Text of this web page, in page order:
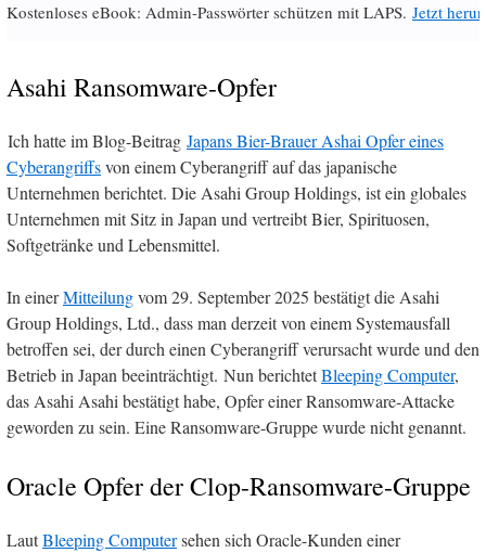
Kostenloses eBook: Admin-Passwörter schützen mit LAPS. Jetzt
Asahi Ransomware-Opfer
Ich hatte im Blog-Beitrag Japans Bier-Brauer Ashai Opfer eines
Cyberangriffsvon einem Cyberangriff auf das japanische
Unternehmen berichtet. Die Asahi Group Holdings, ist ein globales
Unternehmen mit Sitz in Japan und vertreibt Bier, Spirituosen,
Softgetränke und Lebensmittel.
In einerMitteilungvom 29. September 2025 bestätigt die Asahi
Group Holdings, Ltd., dass man derzeit von einem Systemausfall
betroffen sei, der durch einen Cyberangriff verursacht wurde und den
Betrieb in Japan beeinträchtigt. Nun berichtetBleeping Computer,
das Asahi Asahi bestätigt habe, Opfer einer Ransomware-Attacke
geworden zu sein. Eine Ransomware-Gruppe wurde nicht genannt.
Oracle Opfer der Clop-Ransomware-Gruppe
LautBleeping Computersehen sich Oracle-Kunden einer